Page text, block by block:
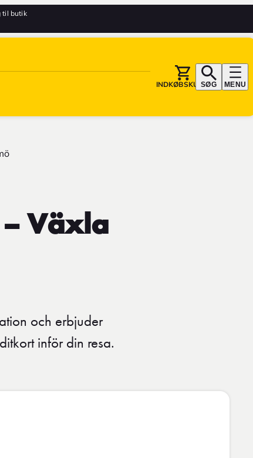
til butik
INDKØBSKURVSØG MENU
– Växla
och erbjuder
inför din resa.